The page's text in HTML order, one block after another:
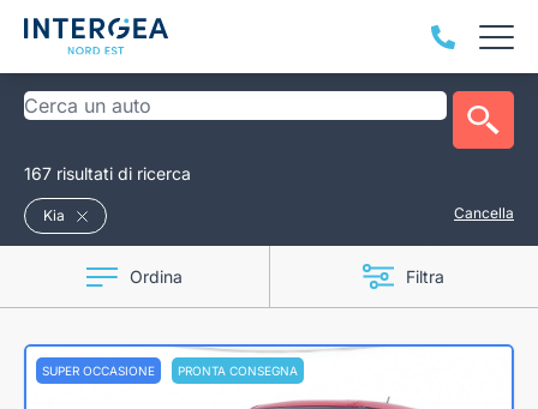
167 risultati di ricerca
Kia Cancella
Ordina Filtra
SUPER OCCASIONE PRONTA CONSEGNA